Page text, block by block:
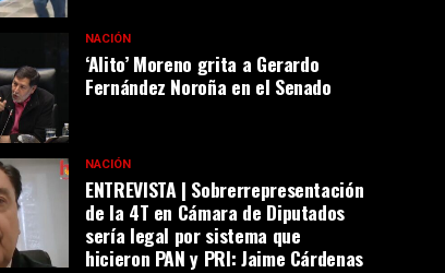
NACIÓN
‘Alito’ Moreno grita a Gerardo
Fernández Noroña en el Senado
NACIÓN
ENTREVISTA | Sobrerrepresentación
de la 4T en Cámara de Diputados
sería legal por sistema que
hicieron PAN y PRI: Jaime Cárdenas